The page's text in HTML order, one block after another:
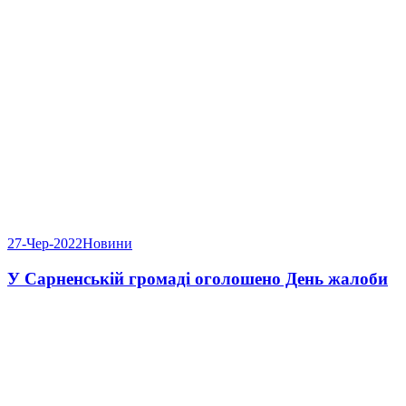
27-Чер-2022Новини
У Сарненській громаді оголошено День жалоби